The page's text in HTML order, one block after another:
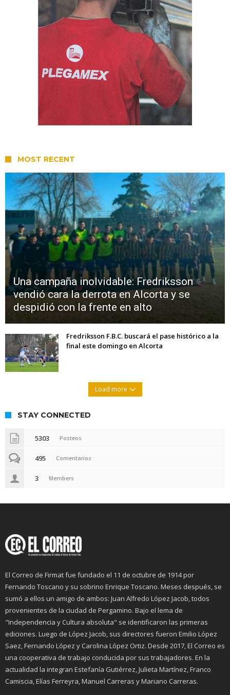
MOST RECENT
Una campaña inolvidable: Fredriksson
vendió cara la derrota en Alcorta y se
despidió con la frente en alto
Fredriksson F.B.C. buscará el pase histórico a la
final este domingo en Alcorta
Load more
STAY CONNECTED
5303 Posteos
495 Comentarios
3 Members
El Correo de Firmat fue fundado el 11 de octubre de 1914 por
Fernando Toscano y su sobrino Enrique Toscano. Meses después, se
sumó a ellos un amigo de ambos: Juan Alfredo López Jacob, todos
provenientes de la ciudad de Pergamino. Bajo el lema de
"Independencia y Cultura absoluta" se identificaron las primeras
ediciones. Luego de López Jacob, sus directores fueron Emilio López
Saez, Fernando López y Carolina López Ortiz. Desde 2017, El Correo es
una cooperativa de trabajo conducida por sus trabajadores. En la
actualidad la integran Estefanía Gutiérrez, Julieta Martínez, Franco
Camiscia, Elías Ferreyra, Manuel Carreras y Mariano Carreras.